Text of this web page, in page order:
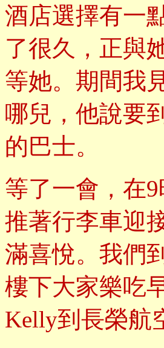
酒店選擇有一
了很久，正與
等她。期間我
哪兒，他說要
的巴士。
等了一會，在
推著行李車迎
滿喜悅。我們
樓下大家樂吃
Kelly到長榮航